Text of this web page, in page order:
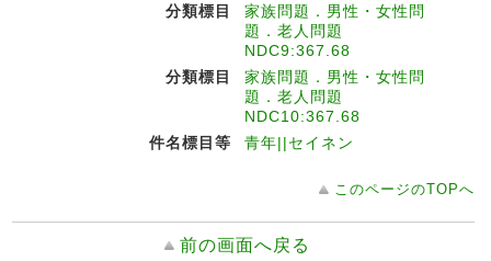
分類標目
家族問題．男性・女性問
題．老人問題
NDC9:367.68
分類標目
家族問題．男性・女性問
題．老人問題
NDC10:367.68
件名標目等
青年||セイネン
このページのTOPへ
前の画面へ戻る